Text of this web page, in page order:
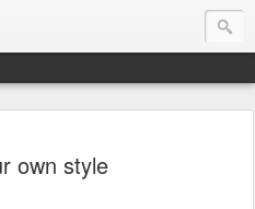
own style